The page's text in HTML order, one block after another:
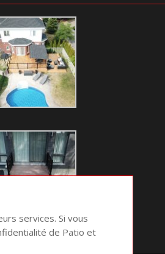
services. Si vous
de Patio et